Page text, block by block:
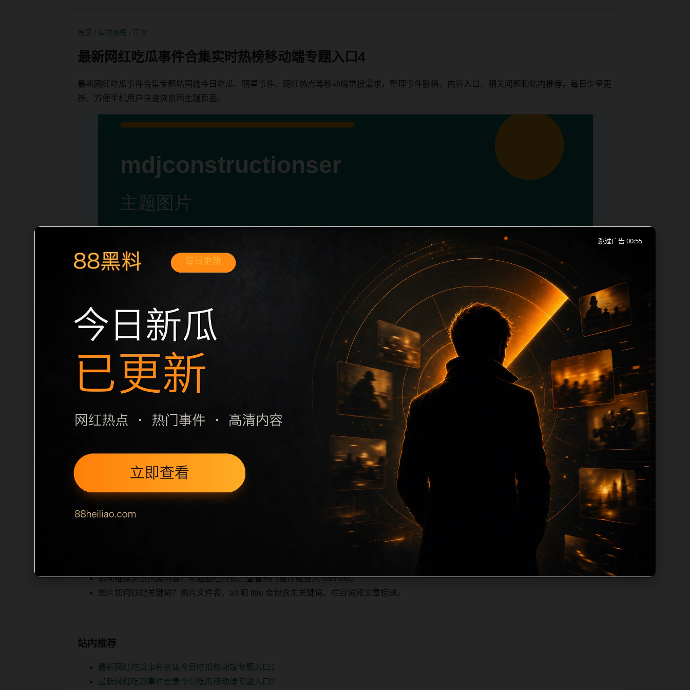
首页 实时热榜
最新网红吃瓜事件合集实时热榜移动端专题入口4
最新网红吃瓜事件合集专题站围绕今日吃瓜、明星事件、网红热点等移动端常搜需求，整理事件脉络、内容入口、相关问题和站内推荐，每日少量更
新，方便手机用户快速浏览同主题页面。
移动端搜索场景
最新网红吃瓜事件合集实时热榜移动端专题入口4围绕最新网红吃瓜事件合集和实时热榜展开，适合移动端用户在短时间内理解页面主题、入口路径
和延伸阅读方向。本站在整理内容时优先保持标题、摘要、栏目和图片说明一致，减少无关词堆砌，避免同一批页面出现高度重复。从搜索体验看，
用户通常先看标题是否明确，再看摘要是否说明更新范围，随后通过栏目入口继续浏览同类内容。因此本页保留面包屑、同类推荐、热门推荐、上一
篇下一篇和 sitemap 入口，让重要页面点击深度控制在三次以内。后续更新会围绕实时热榜持续补充新内容，每次新增保持少量、稳定、
相关，图片文件名和 alt/title 也跟随主关键词、栏目词和文章标题生成。如果采集内容缺少图片，将使用同主题默认图兜底；如果标题过短、描述为
空、正文摘要不足或关键词连续重复，则不进入发布队列。本页还加入常见问题和站内推荐，帮助用户从一个入口跳转到同类页面、专题合集和热榜
内容，提升停留时间和页面可抓取性。第4条内容作为初始建设页，重点承担栏目深度补齐、内链结构完善和后续采集归类的承接作用。
如何继续浏览同类内容？可返回栏目页、查看热门推荐或进入 sitemap。
图片如何匹配关键词？图片文件名、alt 和 title 会包含主关键词、栏目词和文章标题。
站内推荐
最新网红吃瓜事件合集今日吃瓜移动端专题入口1
最新网红吃瓜事件合集今日吃瓜移动端专题入口2
跳过广告 00:55